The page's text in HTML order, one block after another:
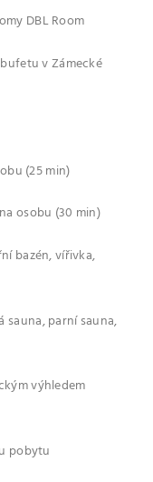
DBL Room
v Zámecké
(25 min)
osobu (30 min)
bazén, vířivka,
sauna, parní sauna,
výhledem
pobytu